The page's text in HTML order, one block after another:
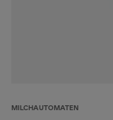
MILCHAUTOMATEN